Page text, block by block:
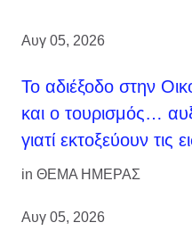
Αυγ 05, 2026
Το αδιέξοδο στην
και ο τουρισμός…
γιατί εκτοξεύουν τις
in ΘΕΜΑ ΗΜΕΡΑΣ
Αυγ 05, 2026